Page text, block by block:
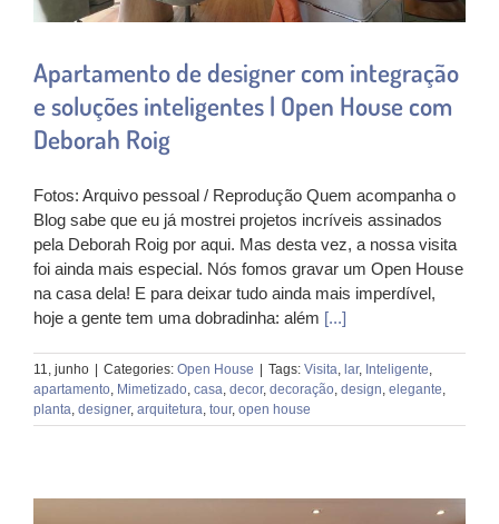
Apartamento de designer com integração
e soluções inteligentes | Open House com
Deborah Roig
Fotos: Arquivo pessoal / Reprodução Quem acompanha o
Blog sabe que eu já mostrei projetos incríveis assinados
pela Deborah Roig por aqui. Mas desta vez, a nossa visita
foi ainda mais especial. Nós fomos gravar um Open House
na casa dela! E para deixar tudo ainda mais imperdível,
hoje a gente tem uma dobradinha: além [...]
11, junho | Categories: Open House | Tags: Visita lar, Inteligente
apartamento Mimetizado casa decor, decoração design elegante
planta designer, arquitetura tour, open house